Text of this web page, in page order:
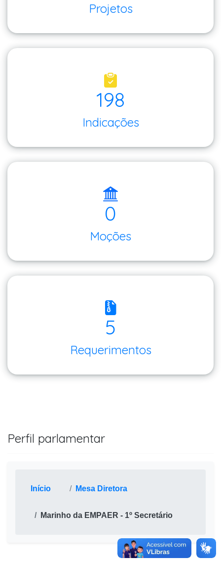
Projetos
198
Indicações
0
Moções
5
Requerimentos
Perfil parlamentar
Início Mesa Diretora
Marinho da EMPAER - 1º Secretário